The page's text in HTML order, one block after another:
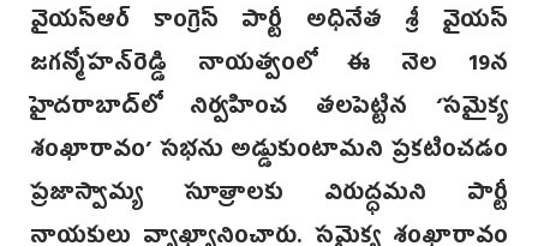
వైయస్ఆర్‌ కాంగ్రెస్‌ పార్టీ అధినేత శ్రీ వైయస్
జగన్మోహన్‌రెడ్డి నాయత్వంలో ఈ నెల 19న
హైదరాబాద్‌లో నిర్వహించ తలపెట్టిన ‘సమైక్య
శంఖారావం’ సభను అడ్డుకుంటామని ప్రకటించడం
ప్రజాస్వామ్య సూత్రాలకు విరుద్ధమని పార్టీ